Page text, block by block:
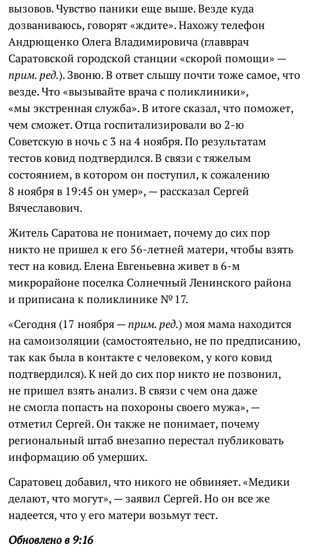
вызовов. Чувство паники еще выше. Везде куда
дозваниваюсь, говорят «ждите». Нахожу телефон
Андрющенко Олега Владимировича (главврач
Саратовской городской станции «скорой помощи» —
прим. ред.). Звоню. В ответ слышу почти тоже самое, что
везде. Что «вызывайте врача с поликлиники»,
«мы экстренная служба». В итоге сказал, что поможет,
чем сможет. Отца госпитализировали во 2-ю
Советскую в ночь с 3 на 4 ноября. По результатам
тестов ковид подтвердился. В связи с тяжелым
состоянием, в котором он поступил, к сожалению
8 ноября в 19:45 он умер», — рассказал Сергей
Вячеславович.
Житель Саратова не понимает, почему до сих пор
никто не пришел к его 56-летней матери, чтобы взять
тест на ковид. Елена Евгеньевна живет в 6-м
микрорайоне поселка Солнечный Ленинского района
и приписана к поликлинике № 17.
«Сегодня (17 ноября —прим. ред.) моя мама находится
на самоизоляции (самостоятельно, не по предписанию,
так как была в контакте с человеком, у кого ковид
подтвердился). К ней до сих пор никто не позвонил,
не пришел взять анализ. В связи с чем она даже
не смогла попасть на похороны своего мужа», —
отметил Сергей. Он также не понимает, почему
региональный штаб внезапно перестал публиковать
информацию об умерших.
Саратовец добавил, что никого не обвиняет. «Медики
делают, что могут», — заявил Сергей. Но он все же
надеется, что у его матери возьмут тест.
Обновлено в 9:16